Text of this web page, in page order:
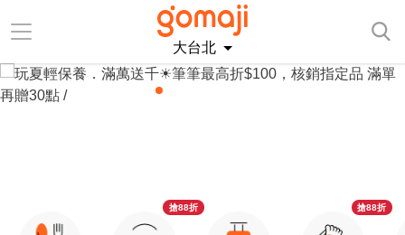
大台北
搶88折 搶88折